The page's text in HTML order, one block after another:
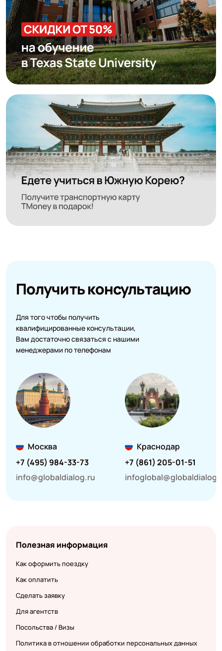
Получить консультацию
Для того чтобы получить
квалифицированные консультации,
Вам достаточно связаться с нашими
менеджерами по телефонам
Москва
+7 (495) 984-33-73
info@globaldialog.ru
Краснодар
+7 (861) 205-01-51
Полезная информация
Как оформить поездку
Как оплатить
Сделать заявку
Для агентств
Посольства / Визы
Политика в отношении обработки персональных данных